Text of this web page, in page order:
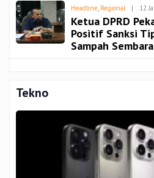
Headline, Regional | 12
Ketua DPRD
Positif Sanksi
Sampah
Tekno